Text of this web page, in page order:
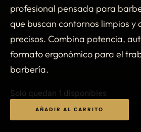
profesional pensada para
que buscan contornos limpios y
precisos. Combina potencia,
formato ergonómico para el
barbería.
Solo quedan 1 disponibles
AÑADIR AL CARRITO